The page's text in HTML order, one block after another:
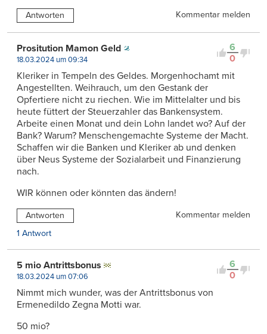
Antworten Kommentar melden
6
0
Prositution Mamon Geld
18.03.2024 um 09:34
Kleriker in Tempeln des Geldes. Morgenhochamt mit
Angestellten. Weihrauch, um den Gestank der
Opfertiere nicht zu riechen. Wie im Mittelalter und bis
heute füttert der Steuerzahler das Bankensystem.
Arbeite einen Monat und dein Lohn landet wo? Auf der
Bank? Warum? Menschengemachte Systeme der Macht.
Schaffen wir die Banken und Kleriker ab und denken
über Neus Systeme der Sozialarbeit und Finanzierung
nach.
WIR können oder könnten das ändern!
Antworten
Kommentar melden
1 Antwort
6
0
5 mio Antrittsbonus
18.03.2024 um 07:06
Nimmt mich wunder, was der Antrittsbonus von
Ermenedildo Zegna Motti war.
50 mio?